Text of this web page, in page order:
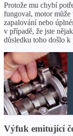
Protože mu chybí
fungoval, motor
zapalování nebo
v případě, že jste
důsledku toho došlo k
Výfuk emitující